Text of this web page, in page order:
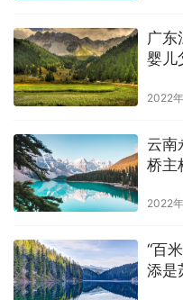
广东
婴儿
2022
云南
桥主
2022
“百
添是